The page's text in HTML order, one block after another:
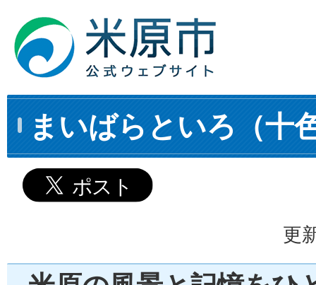
まいばらといろ（十
更